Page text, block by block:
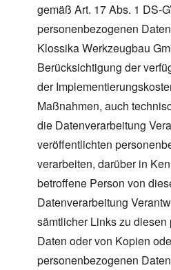
gemäß Art. 17 Abs. 1 DS-
personenbezogenen
Klossika Werkzeugbau
Berücksichtigung der
der
Maßnahmen, auch
die Datenverarbeitung
veröffentlichten
verarbeiten, darüber in
betroffene Person von
Datenverarbeitung
sämtlicher Links zu
Daten oder von Kopien
personenbezogenen